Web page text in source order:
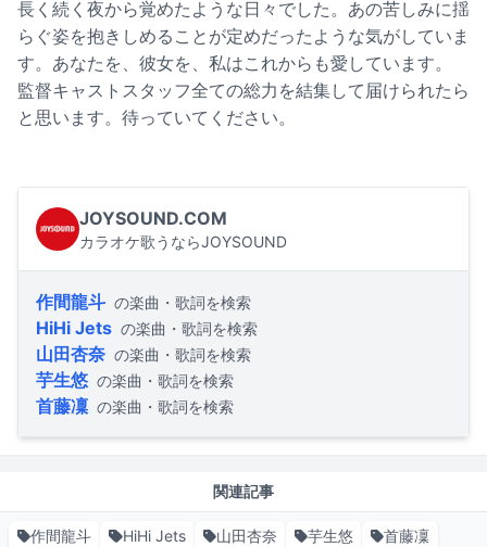
長く続く夜から覚めたような日々でした。あの苦しみに揺
らぐ姿を抱きしめることが定めだったような気がしていま
す。あなたを、彼女を、私はこれからも愛しています。
監督キャストスタッフ全ての総力を結集して届けられたら
と思います。待っていてください。
JOYSOUND.COM
カラオケ歌うならJOYSOUND
作間龍斗 の楽曲・歌詞を検索
HiHi Jets の楽曲・歌詞を検索
山田杏奈 の楽曲・歌詞を検索
芋生悠 の楽曲・歌詞を検索
首藤凜 の楽曲・歌詞を検索
関連記事
作間龍斗 HiHi Jets 山田杏奈 芋生悠 首藤凜